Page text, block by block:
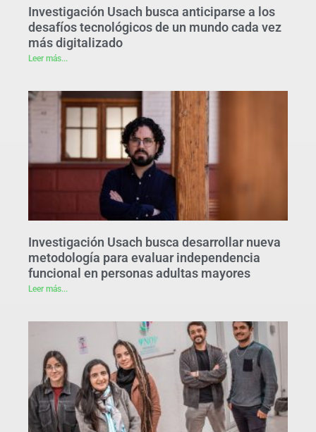
Investigación Usach busca anticiparse a los
desafíos tecnológicos de un mundo cada vez
más digitalizado
Leer más...
Investigación Usach busca desarrollar nueva
metodología para evaluar independencia
funcional en personas adultas mayores
Leer más...